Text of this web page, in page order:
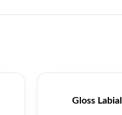
Gloss